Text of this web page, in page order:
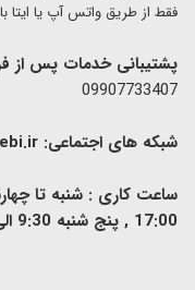
فقط از طریق واتس آپ یا ایتا با شماره 09914118710
پشتیبانی خدمات پس از
09907733407
شبکه های اجتماعی:
17:00 , پنج شنبه 9:30 الی 13